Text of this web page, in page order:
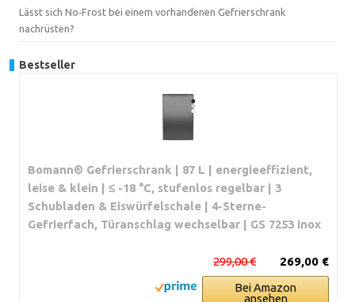
Lässt sich No‑Frost bei einem vorhandenen Gefrierschrank
nachrüsten?
Bestseller
Bomann® Gefrierschrank | 87 L | energieeffizient,
leise & klein | ≤ -18 °C, stufenlos regelbar | 3
Schubladen & Eiswürfelschale | 4-Sterne-
Gefrierfach, Türanschlag wechselbar | GS 7253 inox
269,00 €
299,00 €
Bei Amazon
ansehen